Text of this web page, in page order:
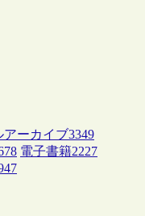
アーカイブ3349
電子書籍2227